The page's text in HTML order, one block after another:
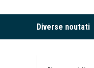
Diverse noutati